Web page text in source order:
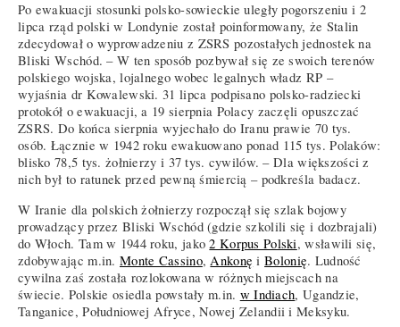
Po ewakuacji stosunki polsko-sowieckie uległy pogorszeniu i 2
lipca rząd polski w Londynie został poinformowany, że Stalin
zdecydował o wyprowadzeniu z ZSRS pozostałych jednostek na
Bliski Wschód. – W ten sposób pozbywał się ze swoich terenów
polskiego wojska, lojalnego wobec legalnych władz RP –
wyjaśnia dr Kowalewski. 31 lipca podpisano polsko-radziecki
protokół o ewakuacji, a 19 sierpnia Polacy zaczęli opuszczać
ZSRS. Do końca sierpnia wyjechało do Iranu prawie 70 tys.
osób. Łącznie w 1942 roku ewakuowano ponad 115 tys. Polaków:
blisko 78,5 tys. żołnierzy i 37 tys. cywilów. – Dla większości z
nich był to ratunek przed pewną śmiercią – podkreśla badacz.
W Iranie dla polskich żołnierzy rozpoczął się szlak bojowy
prowadzący przez Bliski Wschód (gdzie szkolili się i dozbrajali)
do Włoch. Tam w 1944 roku, jako2 Korpus Polski, wsławili się,
zdobywając m.in. Monte Cassino,Ankonę iBolonię. Ludność
cywilna zaś została rozlokowana w różnych miejscach na
świecie. Polskie osiedla powstały m.in. w Indiach, Ugandzie,
Tanganice, Południowej Afryce, Nowej Zelandii i Meksyku.